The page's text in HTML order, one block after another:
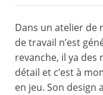
Dans un atelier de
de travail n’est
revanche, il ya
détail et c’est à
en jeu. Son design